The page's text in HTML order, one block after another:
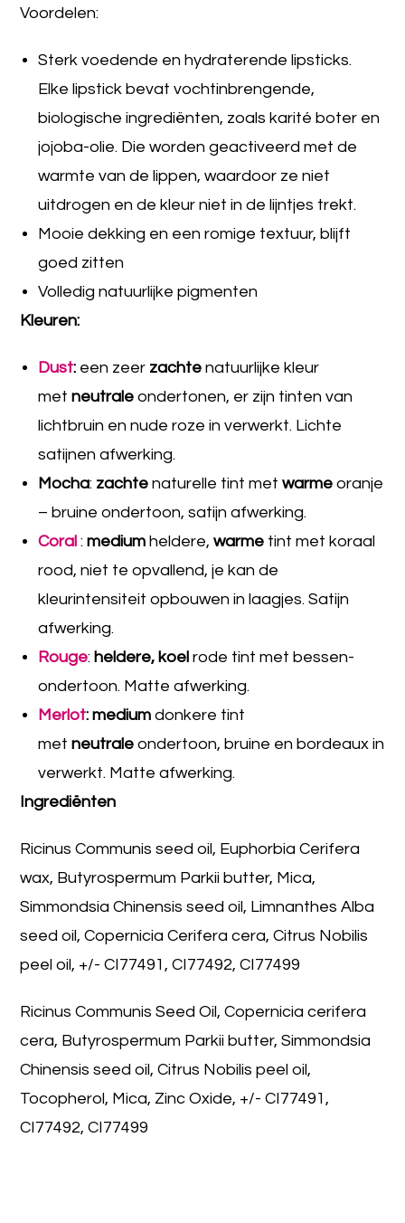
Voordelen:
Sterk voedende en hydraterende lipsticks.
Elke lipstick bevat vochtinbrengende,
biologische ingrediënten, zoals karité boter en
jojoba-olie. Die worden geactiveerd met de
warmte van de lippen, waardoor ze niet
uitdrogen en de kleur niet in de lijntjes trekt.
Mooie dekking en een romige textuur, blijft
goed zitten
Volledig natuurlijke pigmenten
Kleuren:
Dust: een zeer zachte natuurlijke kleur
metneutrale ondertonen, er zijn tinten van
lichtbruin en nude roze in verwerkt. Lichte
satijnen afwerking.
Mocha: zachte naturelle tint met warme oranje
– bruine ondertoon, satijn afwerking.
Coral :medium heldere,warme tint met koraal
rood, niet te opvallend, je kan de
kleurintensiteit opbouwen in laagjes. Satijn
afwerking.
Rouge: heldere, koel rode tint met bessen-
ondertoon. Matte afwerking.
Merlot: medium donkere tint
metneutrale ondertoon, bruine en bordeaux in
verwerkt. Matte afwerking.
Ingrediënten
Ricinus Communis seed oil, Euphorbia Cerifera
wax, Butyrospermum Parkii butter, Mica,
Simmondsia Chinensis seed oil, Limnanthes Alba
seed oil, Copernicia Cerifera cera, Citrus Nobilis
peel oil, +/- CI77491, CI77492, CI77499
Ricinus Communis Seed Oil, Copernicia cerifera
cera, Butyrospermum Parkii butter, Simmondsia
Chinensis seed oil, Citrus Nobilis peel oil,
Tocopherol, Mica, Zinc Oxide, +/- CI77491,
CI77492, CI77499